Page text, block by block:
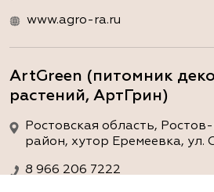
www.agro-ra.ru
ArtGreen (питомник
растений, АртГрин)
Ростовская область,
район, хутор Еремеевка, ул.
8 966 206 7222